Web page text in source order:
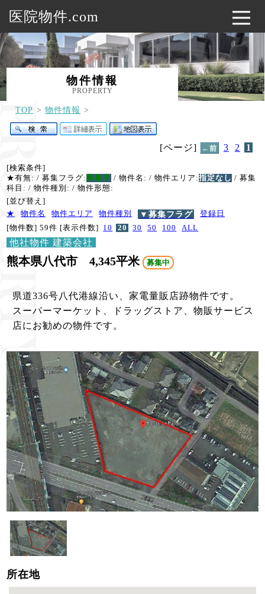
医院物件.com
物件情報
PROPERTY
TOP 物件情報
[ページ] ←前 3 2 1
[検索条件]
★有無: / 募集フラグ:募集中 / 物件名: / 物件エリア:指定なし / 募集
科目: / 物件種別: / 物件形態:
[並び替え]
★
物件名 物件エリア 物件種別 ▼募集フラグ
登録日
[物件数] 59件 [表示件数] 10 20 30 50 100 ALL
他社物件 建築会社
熊本県八代市 4,345平米 募集中
県道336号八代港線沿い、家電量販店跡物件です。
スーパーマーケット、ドラッグストア、物販サービス
店にお勧めの物件です。
所在地